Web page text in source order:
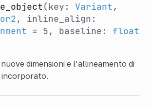
(key: Variant,
, inline_align:
= 5, baseline: float
dimensioni e l'allineamento di